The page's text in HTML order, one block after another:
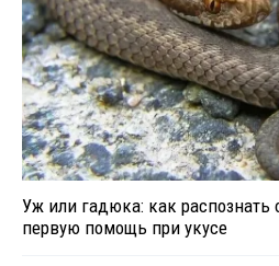
Уж или гадюка: как распознать
первую помощь при укусе